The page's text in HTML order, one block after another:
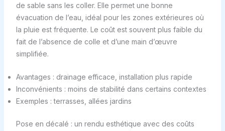
de sable sans les coller. Elle permet une bonne
évacuation de l’eau, idéal pour les zones extérieures où
la pluie est fréquente. Le coût est souvent plus faible du
fait de l’absence de colle et d’une main d’œuvre
simplifiée.
Avantages : drainage efficace, installation plus rapide
Inconvénients : moins de stabilité dans certains contextes
Exemples : terrasses, allées jardins
Pose en décalé : un rendu esthétique avec des coûts